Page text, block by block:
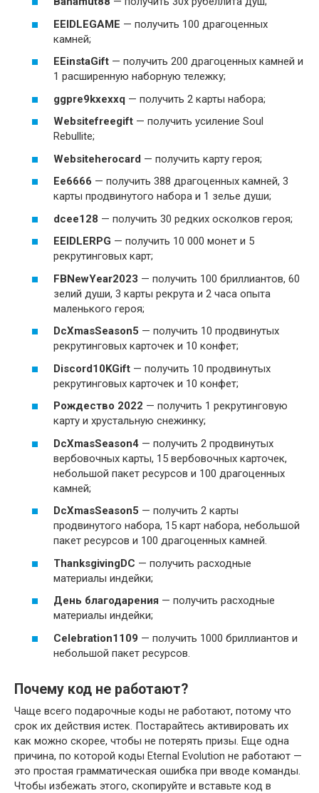
EEIDLEGAME — получить 100 драгоценных
камней;
EEinstaGift — получить 200 драгоценных камней и
1 расширенную наборную тележку;
ggpre9kxexxq — получить 2 карты набора;
Websitefreegift — получить усиление Soul
Rebullite;
Websiteherocard — получить карту героя;
Ee6666 — получить 388 драгоценных камней, 3
карты продвинутого набора и 1 зелье души;
dcee128 — получить 30 редких осколков героя;
EEIDLERPG — получить 10 000 монет и 5
рекрутинговых карт;
FBNewYear2023 — получить 100 бриллиантов, 60
зелий души, 3 карты рекрута и 2 часа опыта
маленького героя;
DcXmasSeason5 — получить 10 продвинутых
рекрутинговых карточек и 10 конфет;
Discord10KGift — получить 10 продвинутых
рекрутинговых карточек и 10 конфет;
Рождество 2022 — получить 1 рекрутинговую
карту и хрустальную снежинку;
DcXmasSeason4 — получить 2 продвинутых
вербовочных карты, 15 вербовочных карточек,
небольшой пакет ресурсов и 100 драгоценных
камней;
DcXmasSeason5 — получить 2 карты
продвинутого набора, 15 карт набора, небольшой
пакет ресурсов и 100 драгоценных камней.
ThanksgivingDC — получить расходные
материалы индейки;
День благодарения — получить расходные
материалы индейки;
Celebration1109 — получить 1000 бриллиантов и
небольшой пакет ресурсов.
Почему код не работают?
Чаще всего подарочные коды не работают, потому что
срок их действия истек. Постарайтесь активировать их
как можно скорее, чтобы не потерять призы. Еще одна
причина, по которой коды Eternal Evolution не работают —
это простая грамматическая ошибка при вводе команды.
Чтобы избежать этого, скопируйте и вставьте код в